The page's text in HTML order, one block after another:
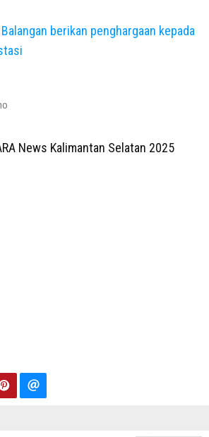
berikan penghargaan kepada
News Kalimantan Selatan 2025